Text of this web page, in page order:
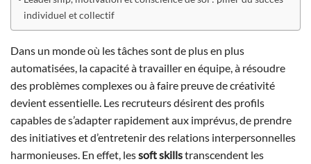
individuel et collectif
Dans un monde où les tâches sont de plus en plus
automatisées, la capacité à travailler en équipe, à résoudre
des problèmes complexes ou à faire preuve de créativité
devient essentielle. Les recruteurs désirent des profils
capables de s’adapter rapidement aux imprévus, de prendre
des initiatives et d’entretenir des relations interpersonnelles
harmonieuses. En effet, lessoft skillstranscendent les